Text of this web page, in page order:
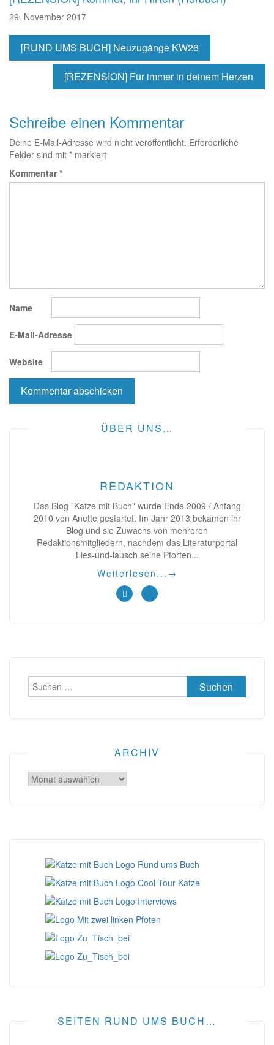
29. November 2017
[RUND UMS BUCH] Neuzugänge KW26
[REZENSION] Für immer in deinem Herzen
Schreibe einen Kommentar
Deine E-Mail-Adresse wird nicht veröffentlicht. Erforderliche
Felder sind mit * markiert
Kommentar*
Name
E-Mail-Adresse
Website
ÜBER UNS…
REDAKTION
Das Blog "Katze mit Buch" wurde Ende 2009 / Anfang
2010 von Anette gestartet. Im Jahr 2013 bekamen ihr
Blog und sie Zuwachs von mehreren
Redaktionsmitgliedern, nachdem das Literaturportal
Lies-und-lausch seine Pforten...
Weiterlesen... →
Suchen
nach:
ARCHIV
Archiv
SEITEN RUND UMS BUCH…